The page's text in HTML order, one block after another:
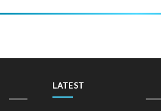
The
LATEST